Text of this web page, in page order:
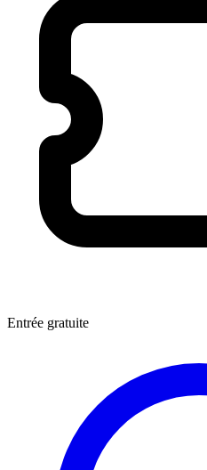
Entrée gratuite